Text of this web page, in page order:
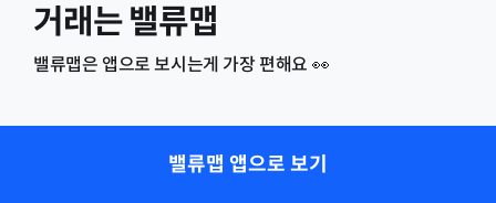
거래는 밸류맵
밸류맵은 앱으로 보시는게 가장 편해요 👀
밸류맵 앱으로 보기